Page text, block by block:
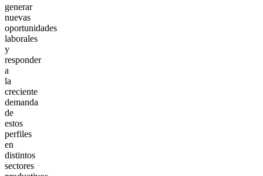
generar
nuevas
oportunidades
laborales
y
responder
a
la
creciente
demanda
de
estos
perfiles
en
distintos
sectores